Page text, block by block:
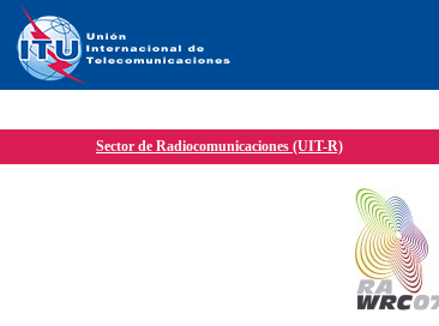
Sector de Radiocomunicaciones (UIT-R)